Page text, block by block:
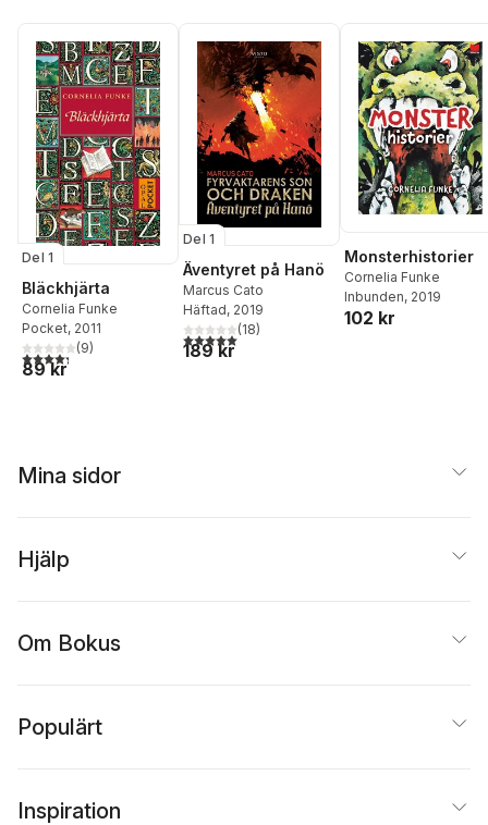
Del 1
Bläckhjärta
Cornelia Funke
Pocket, 2011
4,3utav 5 stjärnor. Totalt antal röster:
(9)
89 kr
Del 1
Äventyret på Hanö
Marcus Cato
Häftad, 2019
5,0utav 5 stjärnor. Totalt antal röster:
(18)
189 kr
Monsterhistorier
Cornelia Funke
Inbunden, 2019
102 kr
Mina sidor
Hjälp
Om Bokus
Populärt
Inspiration